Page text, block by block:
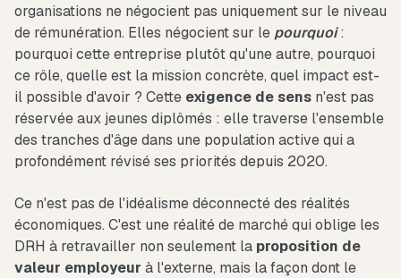
organisations ne négocient pas uniquement sur le niveau
de rémunération. Elles négocient sur le pourquoi:
pourquoi cette entreprise plutôt qu'une autre, pourquoi
ce rôle, quelle est la mission concrète, quel impact est-
il possible d'avoir ? Cette exigence de sens n'est pas
réservée aux jeunes diplômés : elle traverse l'ensemble
des tranches d'âge dans une population active qui a
profondément révisé ses priorités depuis 2020.
Ce n'est pas de l'idéalisme déconnecté des réalités
économiques. C'est une réalité de marché qui oblige les
DRH à retravailler non seulement la proposition de
valeur employeur à l'externe, mais la façon dont le